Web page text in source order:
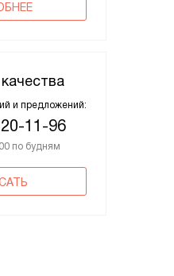
и предложений:
11-96
по будням